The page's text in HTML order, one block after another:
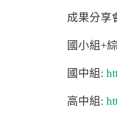
成果分享
國小組+
國中組:
高中組: